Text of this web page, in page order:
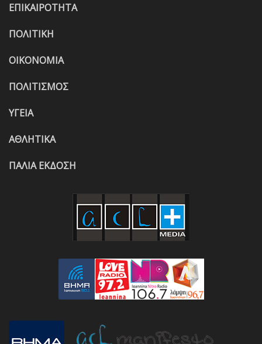
ΕΠΙΚΑΙΡΟΤΗΤΑ
ΠΟΛΙΤΙΚΗ
ΟΙΚΟΝΟΜΙΑ
ΠΟΛΙΤΙΣΜΟΣ
ΥΓΕΙΑ
ΑΘΛΗΤΙΚΑ
ΠΑΛΙΑ ΕΚΔΟΣΗ